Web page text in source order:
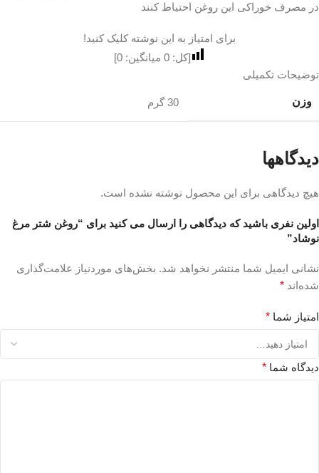
در مصرف خوراکی این روغن احتیاط کنند
برای امتیاز به این نوشته کلیک کنید!
[کل: 0 میانگین: 0
]
توضیحات تکمیلی
وزن 30 گرم
دیدگاهها
هیچ دیدگاهی برای این محصول نوشته نشده است.
اولین نفری باشید که دیدگاهی را ارسال می کنید برای “روغن شتر مرغ
نوشاد”
نشانی ایمیل شما منتشر نخواهد شد. بخش‌های موردنیاز علامت‌گذاری
شده‌اند *
امتیاز شما *
دیدگاه شما *